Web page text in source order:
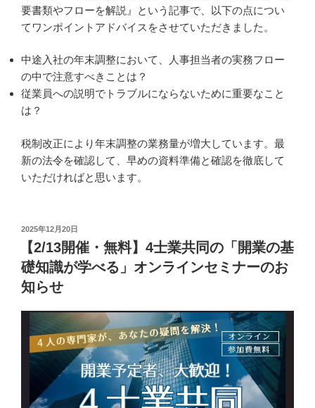
要書類やフローを解説』という記事で、以下の点につい
てワンポイントアドバイスをさせていただきました。
中途入社の年末調整において、人事担当者の実務フロー
の中で注意すべきことは？
従業員への説明でトラブルにならないために重要なこと
は？
税制改正により年末調整の業務量が増大しています。最
新の法令を確認して、早めの資料準備と確認を徹底して
いただければと思います。
投
日:
2025年12月20日
【2/13開催・無料】4士業共同の「開業の基
礎知識が学べる」オンラインセミナーのお
知らせ